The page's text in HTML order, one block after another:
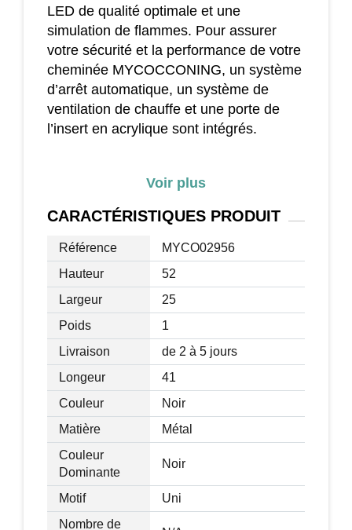
LED de qualité optimale et une
simulation de flammes. Pour assurer
votre sécurité et la performance de votre
cheminée MYCOCCONING, un système
d’arrêt automatique, un système de
ventilation de chauffe et une porte de
l’insert en acrylique sont intégrés.
•Thermostat à double puissance réglable
à 975W ou 1950W
•Dimensions : 41 x 25 x 52 cm (LxlxH)
•Câble d’alimentation d’une longueur de
1,6 m
•Cheminée électrique certifiée CE, GS et
ERP
•Couleur : noir
Voir plus
CARACTÉRISTIQUES PRODUIT
Référence
MYCO02956
Hauteur
52
Largeur
25
Poids
1
Livraison
de 2 à 5 jours
Longeur
41
Couleur
Noir
Matière
Métal
Couleur
Dominante
Noir
Motif
Uni
Nombre de